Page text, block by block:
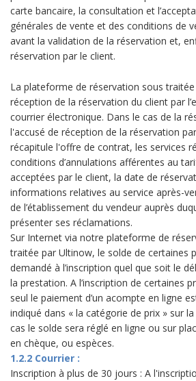
carte bancaire, la consultation et
générales de vente et des conditions de
avant la validation de la réservation et,
réservation par le client.
La plateforme de réservation sous
réception de la réservation du client par
courrier électronique. Dans le cas de la
l'accusé de réception de la réservation
récapitule l'offre de contrat, les services
conditions d’annulations afférentes au
acceptées par le client, la date de
informations relatives au service après-
de l’établissement du vendeur auprès
présenter ses réclamations.
Sur Internet via notre plateforme de
traitée par Ultinow, le solde de certaines
demandé à l’inscription quel que soit le
la prestation. A l’inscription de certaines
seul le paiement d’un acompte en ligne
indiqué dans « la catégorie de prix » sur
cas le solde sera réglé en ligne ou sur
en chèque, ou espèces.
1.2.2 Courrier :
Inscription à plus de 30 jours : A